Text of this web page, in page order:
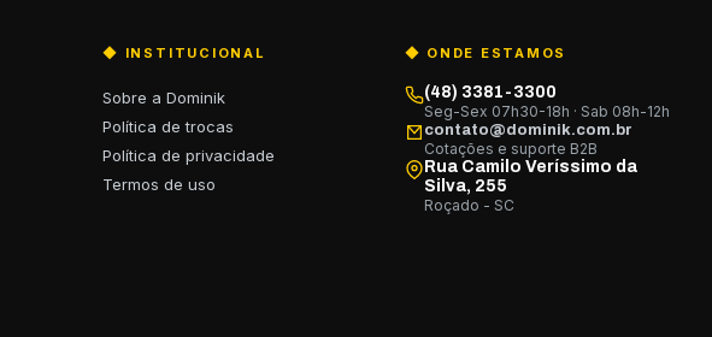
◆ INSTITUCIONAL
Sobre a Dominik
Política de trocas
Política de privacidade
Termos de uso
◆ ONDE ESTAMOS
(48) 3381-3300
Seg-Sex 07h30-18h · Sab 08h-12h
contato@dominik.com.br
Cotações e suporte B2B
Rua Camilo Veríssimo da
Silva, 255
Roçado - SC